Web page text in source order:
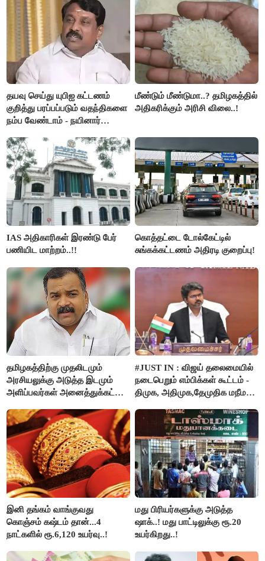
தயவு செய்து யுபிஐ கட்டணம்
குறித்து பரப்பப்படும் வதந்திகளை
நம்ப வேண்டாம் - நயினார்
மீண்டும் மீண்டுமா..? தமிழகத்தில்
அதிகரிக்கும் அரிசி விலை..!
IAS அதிகாரிகள் இரண்டு பேர்
பணியிட மாற்றம்..!!
கொத்தட்டை டோல்கேட்டில்
சுங்கக்கட்டணம் அதிரடி குறைப்பு!
தமிழகத்திற்கு முதலிடமும்
அரசியலுக்கு அடுத்த இடமும்
அளிப்பவர்கள் அனைத்துக்கட்சி
பங்கேற்பார்கள் - மாணிக்கம்
தாகூர்..!!
#JUST IN : விஜய் தலைமையில்
நடைபெறும் எம்பிக்கள் கூட்டம் -
திமுக, அதிமுக,தேமுதிக மநீம
இனி தங்கம் வாங்குவது
கொஞ்சம் கஷ்டம் தான்...4
நாட்களில் ரூ.6,120 உயர்வு..!
மது பிரியர்களுக்கு அடுத்த
ஷாக்..! மது பாட்டிலுக்கு ரூ.20
உயர்கிறது..!